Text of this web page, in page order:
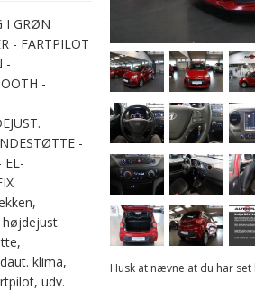
I GRØN
- FARTPILOT
-
-
-
EL-
klima,
udv.
Husk at nævne at du har